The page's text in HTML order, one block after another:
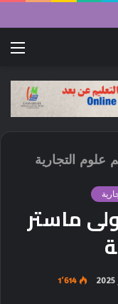
علوم التجارية
ماستر
1٬614